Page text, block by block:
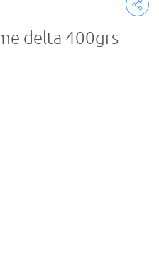
delta 400grs